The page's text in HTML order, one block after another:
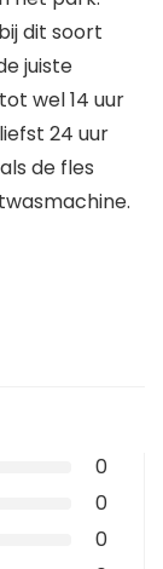
dit soort
juiste
wel 14 uur
24 uur
de fles
0
0
0